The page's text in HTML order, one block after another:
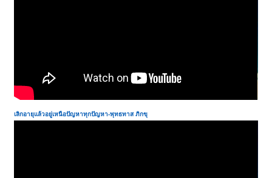
เลิกอายุแล้วอยู่เหนือปัญหาทุกปัญหา-พุทธทาส ภิกขุ